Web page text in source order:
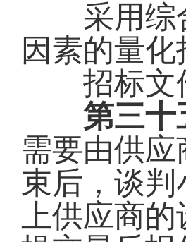
采用综合
因素的量
招标文件
第三十
需要由供
束后，谈
上供应商